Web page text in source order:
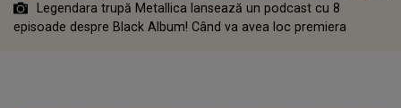
Legendara trupă Metallica lansează un podcast cu 8
episoade despre Black Album! Când va avea loc premiera